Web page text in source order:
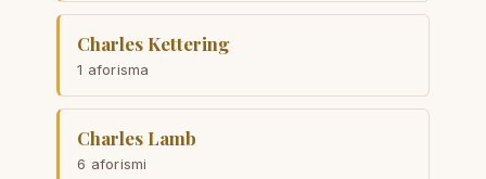
Charles Kettering
1 aforisma
Charles Lamb
6 aforismi